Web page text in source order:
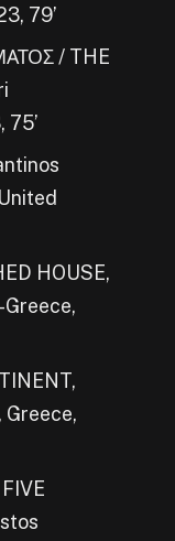
79’
/ THE
75’
HOUSE,
Greece,
Greece,